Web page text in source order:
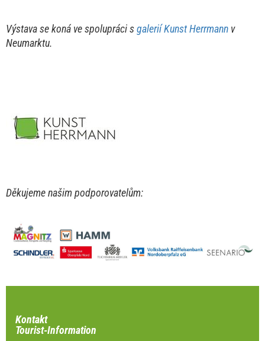
Výstava se koná ve spolupráci s galerií Kunst Herrmann v
Neumarktu.
Děkujeme našim podporovatelům:
Kontakt
Tourist-Information